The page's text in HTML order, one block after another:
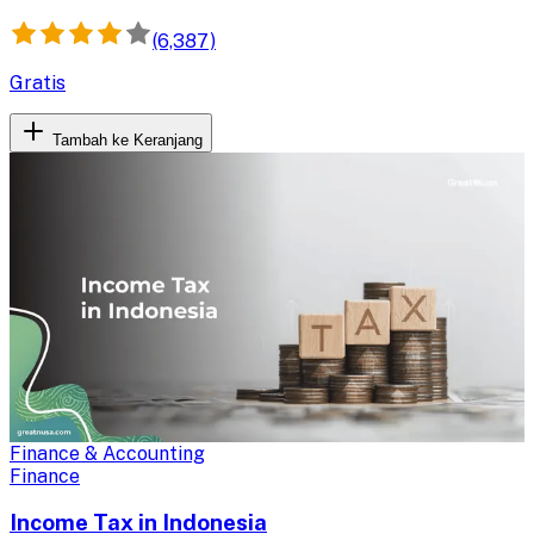
(6,387)
Gratis
Tambah ke Keranjang
Finance & Accounting
Finance
Income Tax in Indonesia